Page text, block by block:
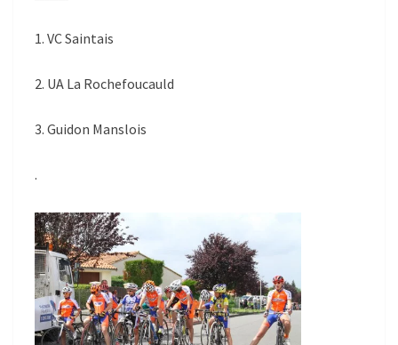
1. VC Saintais
2. UA La Rochefoucauld
3. Guidon Manslois
.